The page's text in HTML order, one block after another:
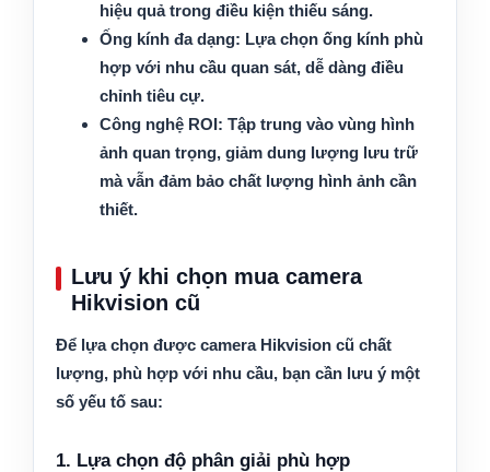
hiệu quả trong điều kiện thiếu sáng.
Ống kính đa dạng: Lựa chọn ống kính phù
hợp với nhu cầu quan sát, dễ dàng điều
chỉnh tiêu cự.
Công nghệ ROI: Tập trung vào vùng hình
ảnh quan trọng, giảm dung lượng lưu trữ
mà vẫn đảm bảo chất lượng hình ảnh cần
thiết.
Lưu ý khi chọn mua camera
Hikvision cũ
Để lựa chọn được camera Hikvision cũ chất
lượng, phù hợp với nhu cầu, bạn cần lưu ý một
số yếu tố sau:
1. Lựa chọn độ phân giải phù hợp